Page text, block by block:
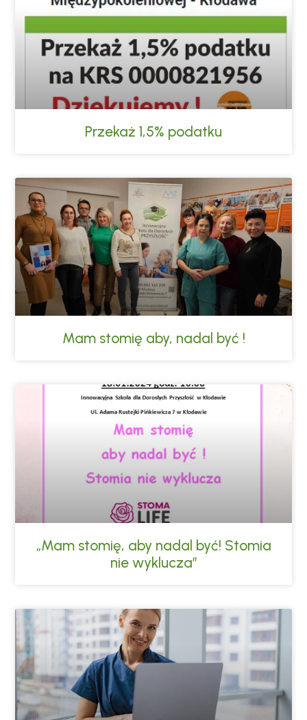
Przekaż 1,5% podatku
Mam stomię aby, nadal być !
„Mam stomię, aby nadal być! Stomia
nie wyklucza”